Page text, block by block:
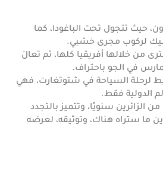
حيث تتجول تحت الباغودا، كما
لركوب مجرى خشبي.
من خلالها أفريقيا كلها، ثم تعالَ
في الجو باحتراف.
لرحلة السياحة في شتوتغارت، فهي
الدولية فقط.
الزائرين سنويًا، وتتميز بالتجدد
ما ستراه هناك، وتوثيقه، لعرضه